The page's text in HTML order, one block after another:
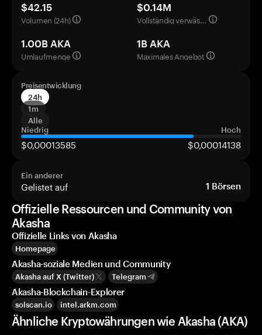
$42.15
Volumen (24h)
$0.14M
Vollständig verwässerte Bewertung
1.00B AKA
Umlaufmenge
1B AKA
Maximales Angebot
Preisentwicklung
24h
1m
Alle
Niedrig
Hoch
$0,00013585 $0,00014138
Ein anderer
Gelistet auf 1 Börsen
Offizielle Ressourcen und Community von
Akasha
Offizielle Links von Akasha
Homepage
Akasha-soziale Medien und Community
Akasha auf X (Twitter) Telegram
Akasha-Blockchain-Explorer
solscan.io intel.arkm.com
Ähnliche Kryptowährungen wie Akasha (AKA)